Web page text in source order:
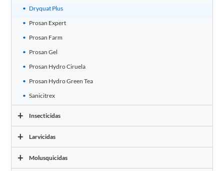
Dryquat Plus
Prosan Expert
Prosan Farm
Prosan Gel
Prosan Hydro Ciruela
Prosan Hydro Green Tea
Sanicitrex
+ Insecticidas
+ Larvicidas
+ Molusquicidas